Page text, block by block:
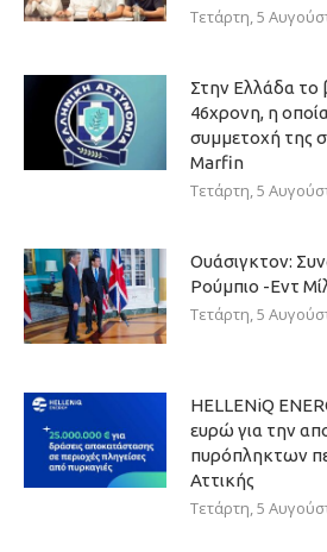
Τετάρτη, 5
Στην Ελλάδα το
46χρονη, η
συμμετοχή της
Marfin
Τετάρτη, 5
Ουάσιγκτον:
Ρούμπιο -Εντ
Τετάρτη, 5
HELLENiQ
ευρώ για την
πυρόπληκτων
Αττικής
Τετάρτη, 5